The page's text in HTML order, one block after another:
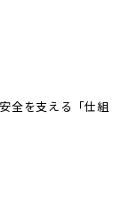
全を支える「仕組